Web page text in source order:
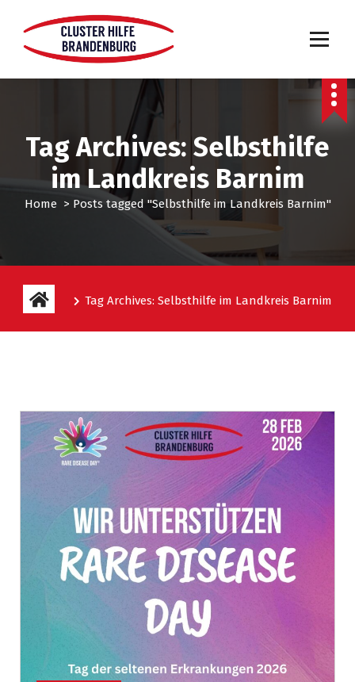
Tag Archives: Selbsthilfe
im Landkreis Barnim
Home> Posts tagged "Selbsthilfe im Landkreis Barnim"
Tag Archives: Selbsthilfe im Landkreis Barnim